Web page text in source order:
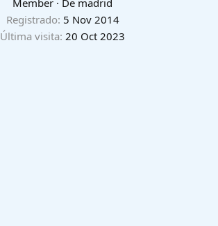
Registrado 5 Nov 2014
Última visita 20 Oct 2023